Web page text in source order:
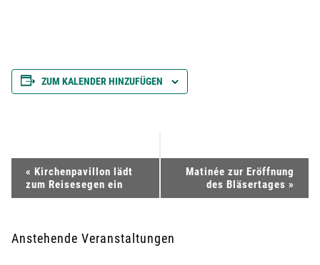
ZUM KALENDER HINZUFÜGEN
e
r
« Kirchenpavillon lädt
zum Reisesegen ein
Matinée zur Eröffnung
des Bläsertages »
Anstehende Veranstaltungen